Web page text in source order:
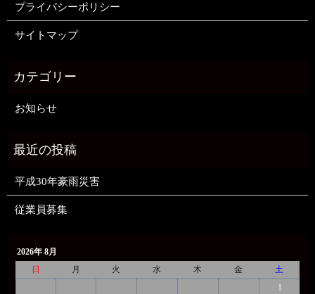
プライバシーポリシー
サイトマップ
お知らせ
平成30年豪雨災害
従業員募集
2026年 8月
日
月 火 水 木 金
土
1